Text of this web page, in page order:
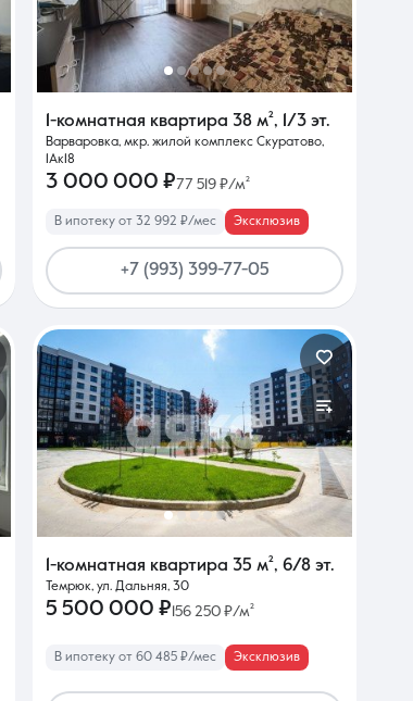
1-комнатная квартира 38 м², 1/3 эт.
Варваровка, мкр. жилой комплекс Скуратово,
1Ак18
3 000 000 ₽77 519 ₽/м²
В ипотеку от 32 992 ₽/мес Эксклюзив
+7 (993) 399-77-05
1-комнатная квартира 35 м², 6/8 эт.
Темрюк, ул. Дальняя, 30
5 500 000 ₽ 156 250 ₽/м²
В ипотеку от 60 485 ₽/мес Эксклюзив